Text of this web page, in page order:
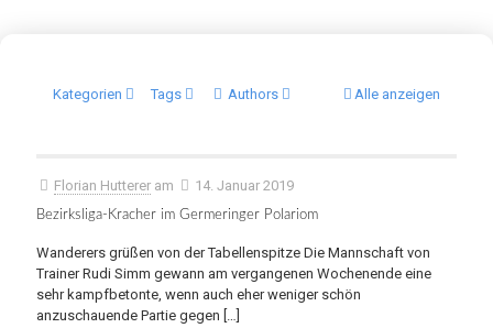
Kategorien Tags Authors Alle anzeigen
Florian Hutterer am 14. Januar 2019
Bezirksliga-Kracher im Germeringer Polariom
Wanderers grüßen von der Tabellenspitze Die Mannschaft von
Trainer Rudi Simm gewann am vergangenen Wochenende eine
sehr kampfbetonte, wenn auch eher weniger schön
anzuschauende Partie gegen […]